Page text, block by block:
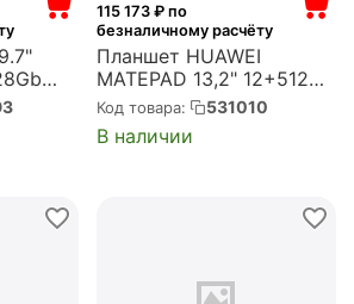
115 173₽ по
безналичному расчёту
Планшет HUAWEI
MATEPAD 13,2" 12+512
PM KB GEM-W09 BLUE
(53014QRS)
Код товара: 531010
В наличии